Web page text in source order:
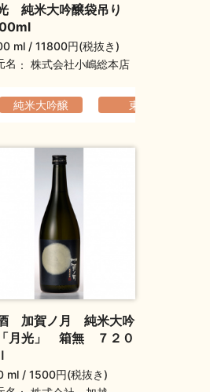
ギフト バレンタインデーギフト
クリスマスギフト
母の日ギフト バレンタインデ
さっぱり 爽やか
純米大吟醸袋吊り
ml
11800円(税抜き)
名
株式会社小嶋総本店
純米大吟醸 東光
加賀ノ月 純米大吟
月光」 箱無 ７２０
ml
1500円(税抜き)